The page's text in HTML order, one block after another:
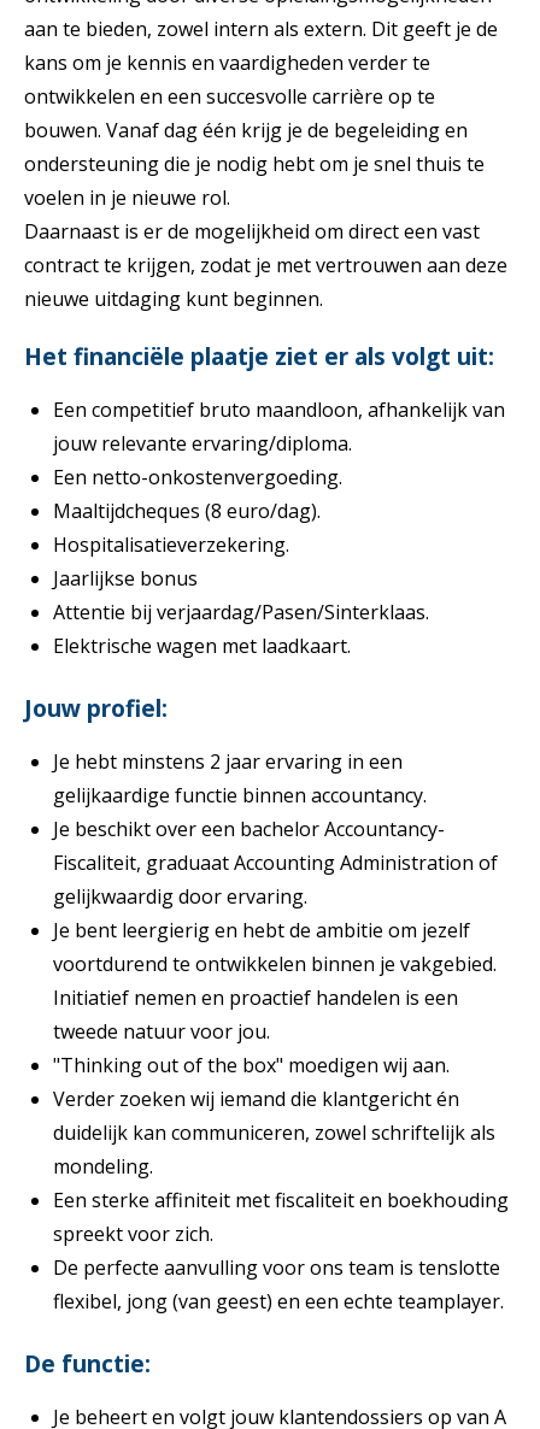
aan te bieden, zowel intern als extern. Dit geeft je de
kans om je kennis en vaardigheden verder te
ontwikkelen en een succesvolle carrière op te
bouwen. Vanaf dag één krijg je de begeleiding en
ondersteuning die je nodig hebt om je snel thuis te
voelen in je nieuwe rol.
Daarnaast is er de mogelijkheid om direct een vast
contract te krijgen, zodat je met vertrouwen aan deze
nieuwe uitdaging kunt beginnen.
Het financiële plaatje ziet er als volgt uit:
Een competitief bruto maandloon, afhankelijk van
jouw relevante ervaring/diploma.
Een netto-onkostenvergoeding.
Maaltijdcheques (8 euro/dag).
Hospitalisatieverzekering.
Jaarlijkse bonus
Attentie bij verjaardag/Pasen/Sinterklaas.
Elektrische wagen met laadkaart.
Jouw profiel:
Je hebt minstens 2 jaar ervaring in een
gelijkaardige functie binnen accountancy.
Je beschikt over een bachelor Accountancy-
Fiscaliteit, graduaat Accounting Administration of
gelijkwaardig door ervaring.
Je bent leergierig en hebt de ambitie om jezelf
voortdurend te ontwikkelen binnen je vakgebied.
Initiatief nemen en proactief handelen is een
tweede natuur voor jou.
"Thinking out of the box" moedigen wij aan.
Verder zoeken wij iemand die klantgericht én
duidelijk kan communiceren, zowel schriftelijk als
mondeling.
Een sterke affiniteit met fiscaliteit en boekhouding
spreekt voor zich.
De perfecte aanvulling voor ons team is tenslotte
flexibel, jong (van geest) en een echte teamplayer.
De functie:
Je beheert en volgt jouw klantendossiers op van A